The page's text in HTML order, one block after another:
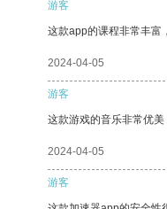
游客
这款app的课程非常丰富
2024-04-05
游客
这款游戏的音乐非常优美
2024-04-05
游客